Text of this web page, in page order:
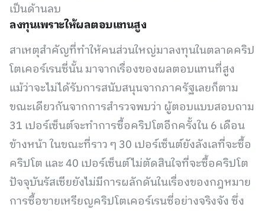
เป็นด้านลบ
ลงทุนเพราะให้ผลตอบแทนสูง
สาเหตุสำคัญที่ทำให้คนส่วนใหญ่มาลงทุนในตลาดคริป
โตเคอร์เรนซี่นั้น มาจากเรื่องของผลตอบแทนที่สูง
แม้ว่าจะไม่ได้รับการสนับสนุนจากภาครัฐเลยก็ตาม
ขณะเดียวกันจากการสำรวจพบว่า ผู้ตอบแบบสอบถาม
31 เปอร์เซ็นต์จะทำการซื้อคริปโตอีกครั้งใน 6 เดือน
ข้างหน้า ในขณะที่ราว ๆ 30 เปอร์เซ็นต์ยังลังเลที่จะซื้อ
คริปโต และ 40 เปอร์เซ็นต์ไม่ตัดสินใจที่จะซื้อคริปโต
ปัจจุบันรัสเซียยังไม่มีการผลักดันในเรื่องของกฎหมาย
การซื้อขายเหรียญคริปโตเคอร์เรนซี่อย่างจริงจัง ซึ่ง